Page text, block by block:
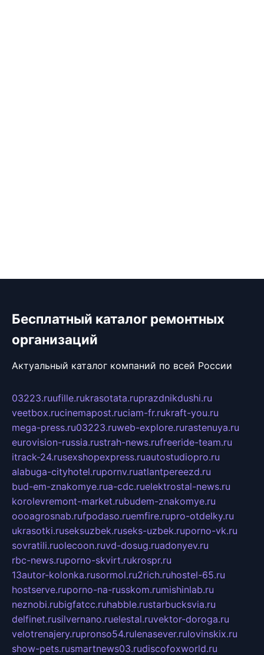
Бесплатный каталог ремонтных
организаций
Актуальный каталог компаний по всей России
03223.ruufille.rukrasotata.ruprazdnikdushi.ru
veetbox.rucinemapost.ruciam-fr.rukraft-you.ru
mega-press.ru03223.ruweb-explore.rurastenuya.ru
eurovision-russia.rustrah-news.rufreeride-team.ru
itrack-24.rusexshopexpress.ruautostudiopro.ru
alabuga-cityhotel.rupornv.ruatlantpereezd.ru
bud-em-znakomye.rua-cdc.ruelektrostal-news.ru
korolevremont-market.rubudem-znakomye.ru
oooagrosnab.rufpodaso.ruemfire.rupro-otdelky.ru
ukrasotki.ruseksuzbek.ruseks-uzbek.ruporno-vk.ru
sovratili.ruolecoon.ruvd-dosug.ruadonyev.ru
rbc-news.ruporno-skvirt.rukrospr.ru
13autor-kolonka.rusormol.ru2rich.ruhostel-65.ru
hostserve.ruporno-na-russkom.rumishinlab.ru
neznobi.rubigfatcc.ruhabble.rustarbucksvia.ru
delfinet.rusilvernano.ruelestal.ruvektor-doroga.ru
velotrenajery.rupronso54.rulenasever.rulovinskix.ru
show-pets.rusmartnews03.rudiscofoxworld.ru